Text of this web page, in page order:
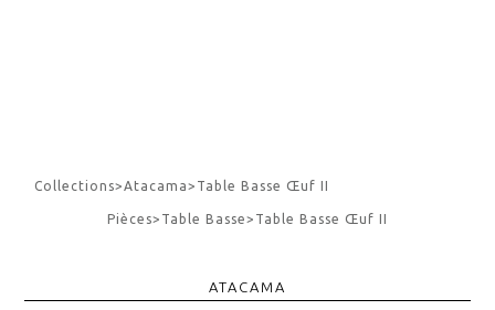
Collections>Atacama> Table Basse Œuf II
Pièces> Table Basse> Table Basse Œuf II
ATACAMA